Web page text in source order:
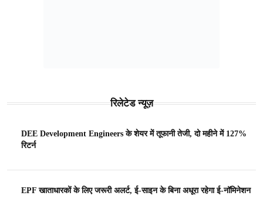
रिलेटेड न्यूज़
DEE Development Engineers के शेयर में तूफानी तेजी, दो महीने में 127%
रिटर्न
EPF खाताधारकों के लिए जरूरी अलर्ट, ई-साइन के बिना अधूरा रहेगा ई-नॉमिनेशन